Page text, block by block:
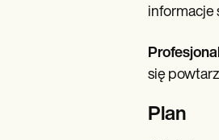
informacje
się
Plan